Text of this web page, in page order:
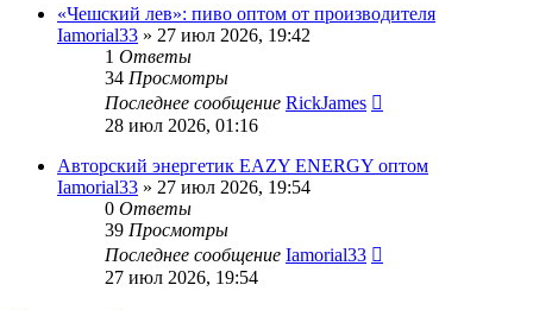
«Чешский лев»: пиво оптом от производителя
Iamorial33 » 27 июл 2026, 19:42
1 Ответы
34 Просмотры
Последнее сообщение RickJames
28 июл 2026, 01:16
Авторский энергетик EAZY ENERGY оптом
Iamorial33 » 27 июл 2026, 19:54
0 Ответы
39 Просмотры
Последнее сообщение Iamorial33
27 июл 2026, 19:54